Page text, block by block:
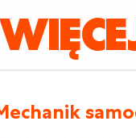
Mechanik